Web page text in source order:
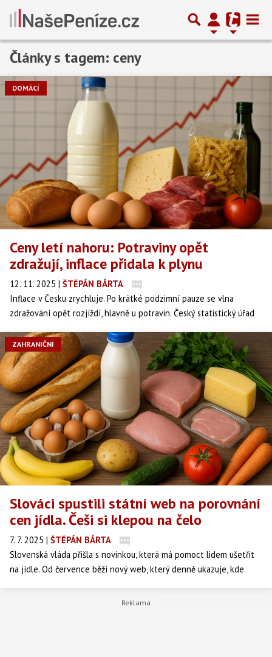
Články s tagem: ceny
DOMÁCÍ
Ceny letí nahoru: Potraviny opět
zdražují, inflace přidala k plynu
12. 11. 2025 | ŠTĚPÁN BÁRTA
Inflace v Česku zrychluje. Po krátké podzimní pauze se vlna
zdražování opět rozjíždí, hlavně u potravin. Český statistický úřad
procenta, což je více než zářijových 2,3 procenta. Meziměsíčně šly
ceny nahoru o půl procenta. Na vině jsou především dražší
potraviny, alkohol a tabák.
ZAHRANIČNÍ
Slováci spustili státní web na porovnání
cen jídla. Češi si klepou na čelo
7. 7. 2025 | ŠTĚPÁN BÁRTA
Slovenská vláda přišla s novinkou, která má pomoct lidem ušetřit
na jídle. Od července běží nový web, který denně ukazuje, kde
testují, v Česku padají varovné hlasy: Stát by do něčeho
Předchozí 3 …